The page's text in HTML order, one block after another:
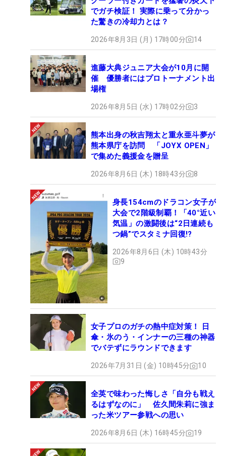
でガチ検証！ 実際に乗って分かっ
た驚きの冷却力とは？
2026年8月3日 (月) 17時00分 14
進藤大典ジュニア大会が10月に開
催 優勝者にはプロトーナメント出
場権
2026年8月5日 (水) 17時02分 3
熊本出身の秋吉翔太と重永亜斗夢が
熊本県庁を訪問 「JOYX OPEN」
で集めた義援金を贈呈
2026年8月6日 (木) 18時43分 8
身長154cmのドラコン女子が
大会で2階級制覇！「40°近い
気温」の激闘後は“2日連続も
つ鍋”でスタミナ回復!?
2026年8月6日 (木) 10時43分
9
女子プロのガチの熱中症対策！ 日
傘・氷のう・インナーの三種の神器
でバテずにラウンドできます
2026年7月31日 (金) 10時45分 10
全英で味わった悔しさ「自分も戦え
るはずなのに」 佐久間朱莉に強ま
った米ツアー参戦への思い
2026年8月6日 (木) 16時45分 19